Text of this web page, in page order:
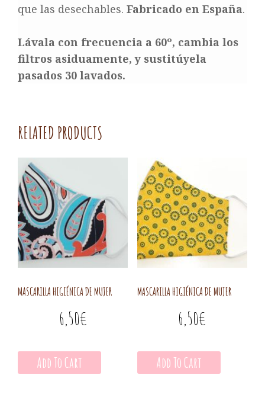
que las desechables. Fabricado en España.
Lávala con frecuencia a 60º, cambia los
filtros asiduamente, y sustitúyela
pasados 30 lavados.
RELATED PRODUCTS
MASCARILLA HIGIÉNICA DE MUJER
6,50€
Add To Cart
MASCARILLA HIGIÉNICA DE MUJER
6,50€
Add To Cart